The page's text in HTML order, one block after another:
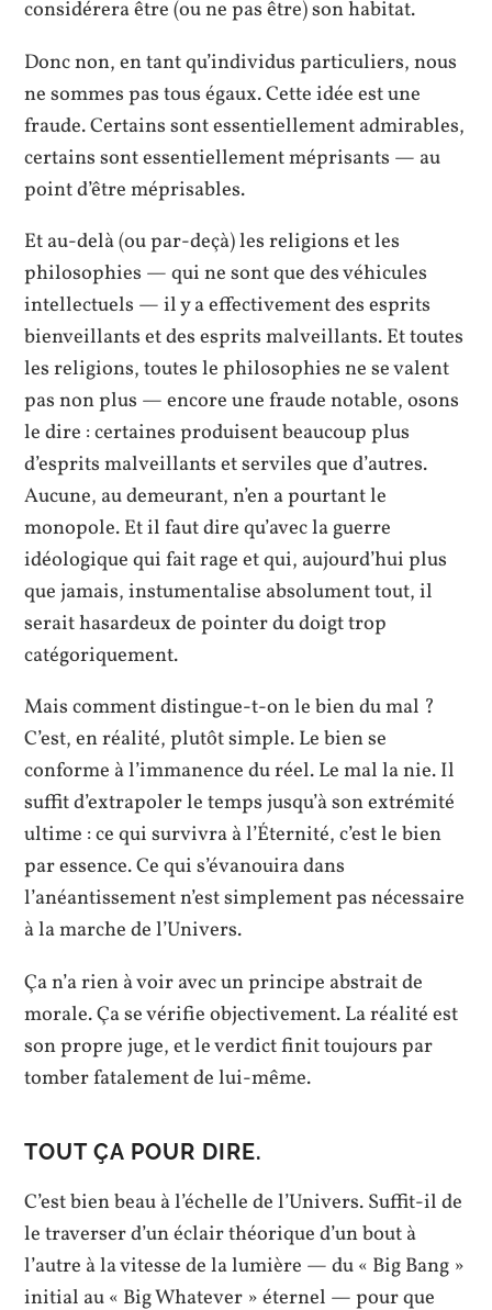
considérera être (ou ne pas être) son habitat.
Donc non, en tant qu’individus particuliers, nous
ne sommes pas tous égaux. Cette idée est une
fraude. Certains sont essentiellement admirables,
certains sont essentiellement méprisants — au
point d’être méprisables.
Et au-delà (ou par-deçà) les religions et les
philosophies — qui ne sont que des véhicules
intellectuels — il y a effectivement des esprits
bienveillants et des esprits malveillants. Et toutes
les religions, toutes le philosophies ne se valent
pas non plus — encore une fraude notable, osons
le dire : certaines produisent beaucoup plus
d’esprits malveillants et serviles que d’autres.
Aucune, au demeurant, n’en a pourtant le
monopole. Et il faut dire qu’avec la guerre
idéologique qui fait rage et qui, aujourd’hui plus
que jamais, instumentalise absolument tout, il
serait hasardeux de pointer du doigt trop
catégoriquement.
Mais comment distingue-t-on le bien du mal ?
C’est, en réalité, plutôt simple. Le bien se
conforme à l’immanence du réel. Le mal la nie. Il
suffit d’extrapoler le temps jusqu’à son extrémité
ultime : ce qui survivra à l’Éternité, c’est le bien
par essence. Ce qui s’évanouira dans
l’anéantissement n’est simplement pas nécessaire
à la marche de l’Univers.
Ça n’a rien à voir avec un principe abstrait de
morale. Ça se vérifie objectivement. La réalité est
son propre juge, et le verdict finit toujours par
tomber fatalement de lui-même.
TOUT ÇA POUR DIRE.
C’est bien beau à l’échelle de l’Univers. Suffit-il de
le traverser d’un éclair théorique d’un bout à
l’autre à la vitesse de la lumière — du « Big Bang »
initial au « Big Whatever » éternel — pour que